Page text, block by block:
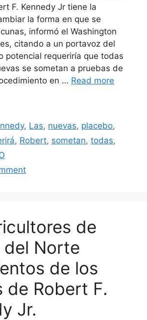
F. Kennedy Jr tiene la
la forma en que se
informó el Washington
citando a un portavoz del
potencial requeriría que todas
se sometan a pruebas de
en … Read more
, Las, nuevas, placebo,
, Robert, sometan, todas,
de
del Norte
de los
de Robert F.
Jr.